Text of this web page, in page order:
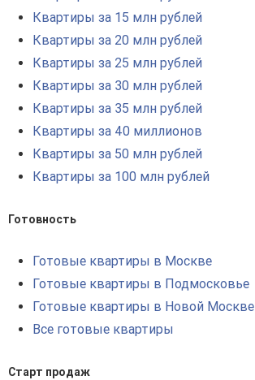
Квартиры за 15 млн рублей
Квартиры за 20 млн рублей
Квартиры за 25 млн рублей
Квартиры за 30 млн рублей
Квартиры за 35 млн рублей
Квартиры за 40 миллионов
Квартиры за 50 млн рублей
Квартиры за 100 млн рублей
Готовность
Готовые квартиры в Москве
Готовые квартиры в Подмосковье
Готовые квартиры в Новой Москве
Все готовые квартиры
Старт продаж